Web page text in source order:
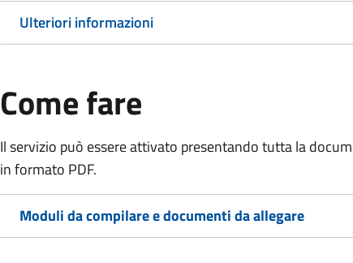
Ulteriori informazioni
Come fare
Il servizio può essere attivato presentando tutta la
in formato PDF.
Moduli da compilare e documenti da allegare